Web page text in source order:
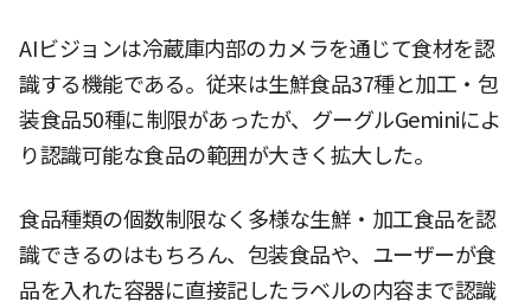
AIビジョンは冷蔵庫内部のカメラを通じて食材を認
識する機能である。従来は生鮮食品37種と加工・包
装食品50種に制限があったが、グーグルGeminiによ
り認識可能な食品の範囲が大きく拡大した。
食品種類の個数制限なく多様な生鮮・加工食品を認
識できるのはもちろん、包装食品や、ユーザーが食
品を入れた容器に直接記したラベルの内容まで認識